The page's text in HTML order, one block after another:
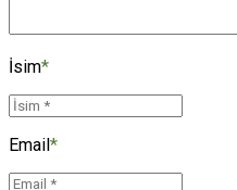
İsim*
Email*